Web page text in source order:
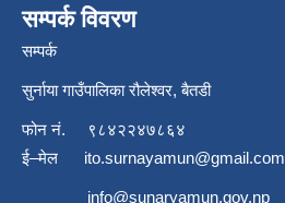
सम्पर्क विवरण
सम्पर्क
सुर्नाया गाउँपालिका रौलेश्वर, बैतडी
फोन नं.
९८४२२४७८६४
ई–मेल ito.surnayamun@gmail.com
info@sunaryamun.gov.np